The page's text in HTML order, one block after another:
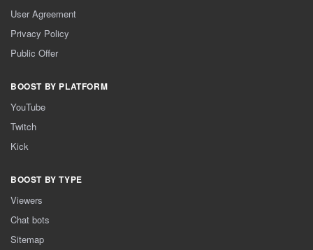
User Agreement
Privacy Policy
Public Offer
BOOST BY PLATFORM
YouTube
Twitch
Kick
BOOST BY TYPE
Viewers
Chat bots
Sitemap